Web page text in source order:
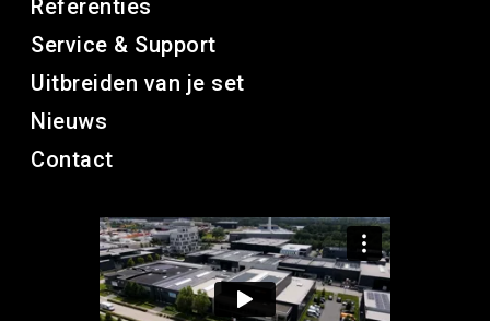
Referenties
Service & Support
Uitbreiden van je set
Nieuws
Contact